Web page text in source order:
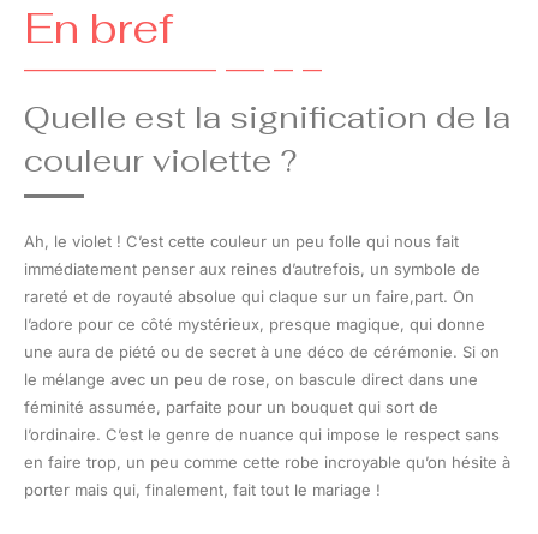
En bref
Quelle est la signification de la
couleur violette ?
Ah, le violet ! C’est cette couleur un peu folle qui nous fait
immédiatement penser aux reines d’autrefois, un symbole de
rareté et de royauté absolue qui claque sur un faire,part. On
l’adore pour ce côté mystérieux, presque magique, qui donne
une aura de piété ou de secret à une déco de cérémonie. Si on
le mélange avec un peu de rose, on bascule direct dans une
féminité assumée, parfaite pour un bouquet qui sort de
l’ordinaire. C’est le genre de nuance qui impose le respect sans
en faire trop, un peu comme cette robe incroyable qu’on hésite à
porter mais qui, finalement, fait tout le mariage !